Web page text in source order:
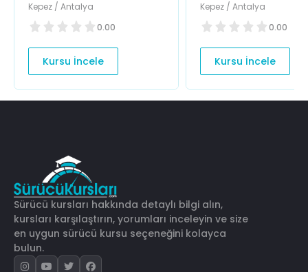
Kepez / Antalya
0.00
Kursu İncele
Kepez / Antalya
0.00
Kursu İncele
Sürücü kursları hakkında detaylı bilgi alın,
kursları karşılaştırın, yorumları inceleyin ve size
en uygun sürücü kursu seçeneğini kolayca
bulun.